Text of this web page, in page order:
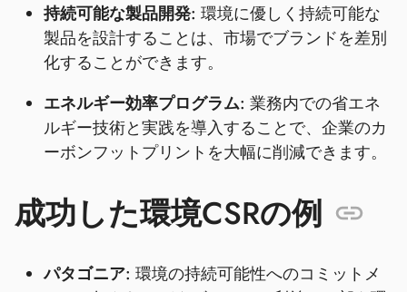
持続可能な製品開発: 環境に優しく持続可能な
製品を設計することは、市場でブランドを差別
化することができます。
エネルギー効率プログラム: 業務内での省エネ
ルギー技術と実践を導入することで、企業のカ
ーボンフットプリントを大幅に削減できます。
成功した環境CSRの例
パタゴニア: 環境の持続可能性へのコミットメ